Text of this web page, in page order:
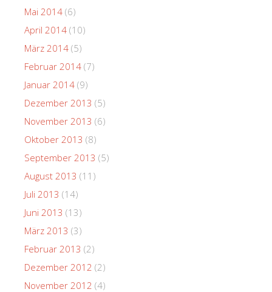
Mai 2014 (6)
April 2014 (10)
März 2014 (5)
Februar 2014 (7)
Januar 2014 (9)
Dezember 2013 (5)
November 2013 (6)
Oktober 2013 (8)
September 2013 (5)
August 2013 (11)
Juli 2013 (14)
Juni 2013 (13)
März 2013 (3)
Februar 2013 (2)
Dezember 2012 (2)
November 2012 (4)